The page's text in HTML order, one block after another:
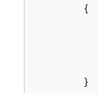
{
        }